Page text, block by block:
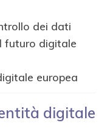
dei dati
futuro digitale
europea
digitale